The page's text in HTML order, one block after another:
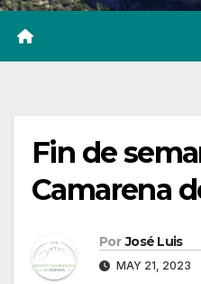
Fin de
Camarena
Por José Luis
MAY 21, 2023